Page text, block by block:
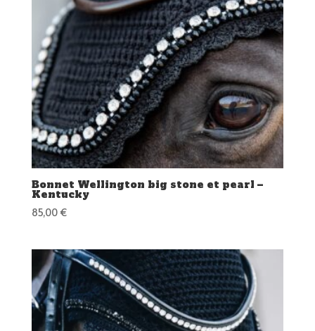
Bonnet Wellington big stone et pearl –
Kentucky
85,00€